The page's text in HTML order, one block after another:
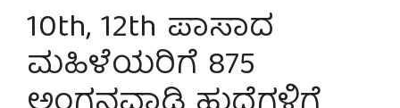
10th, 12th ಪಾಸಾದ
ಮಹಿಳೆಯರಿಗೆ 875